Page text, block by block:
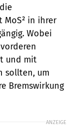
in ihrer
Wobei
und mit
sollten, um
Bremswirkung
ANZEIGE